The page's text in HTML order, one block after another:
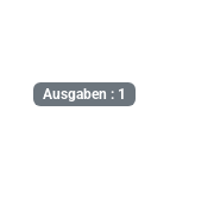
Ausgaben : 1